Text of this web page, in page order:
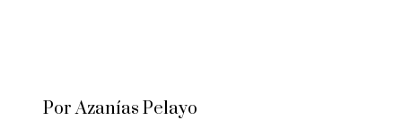
Por Azanías Pelayo